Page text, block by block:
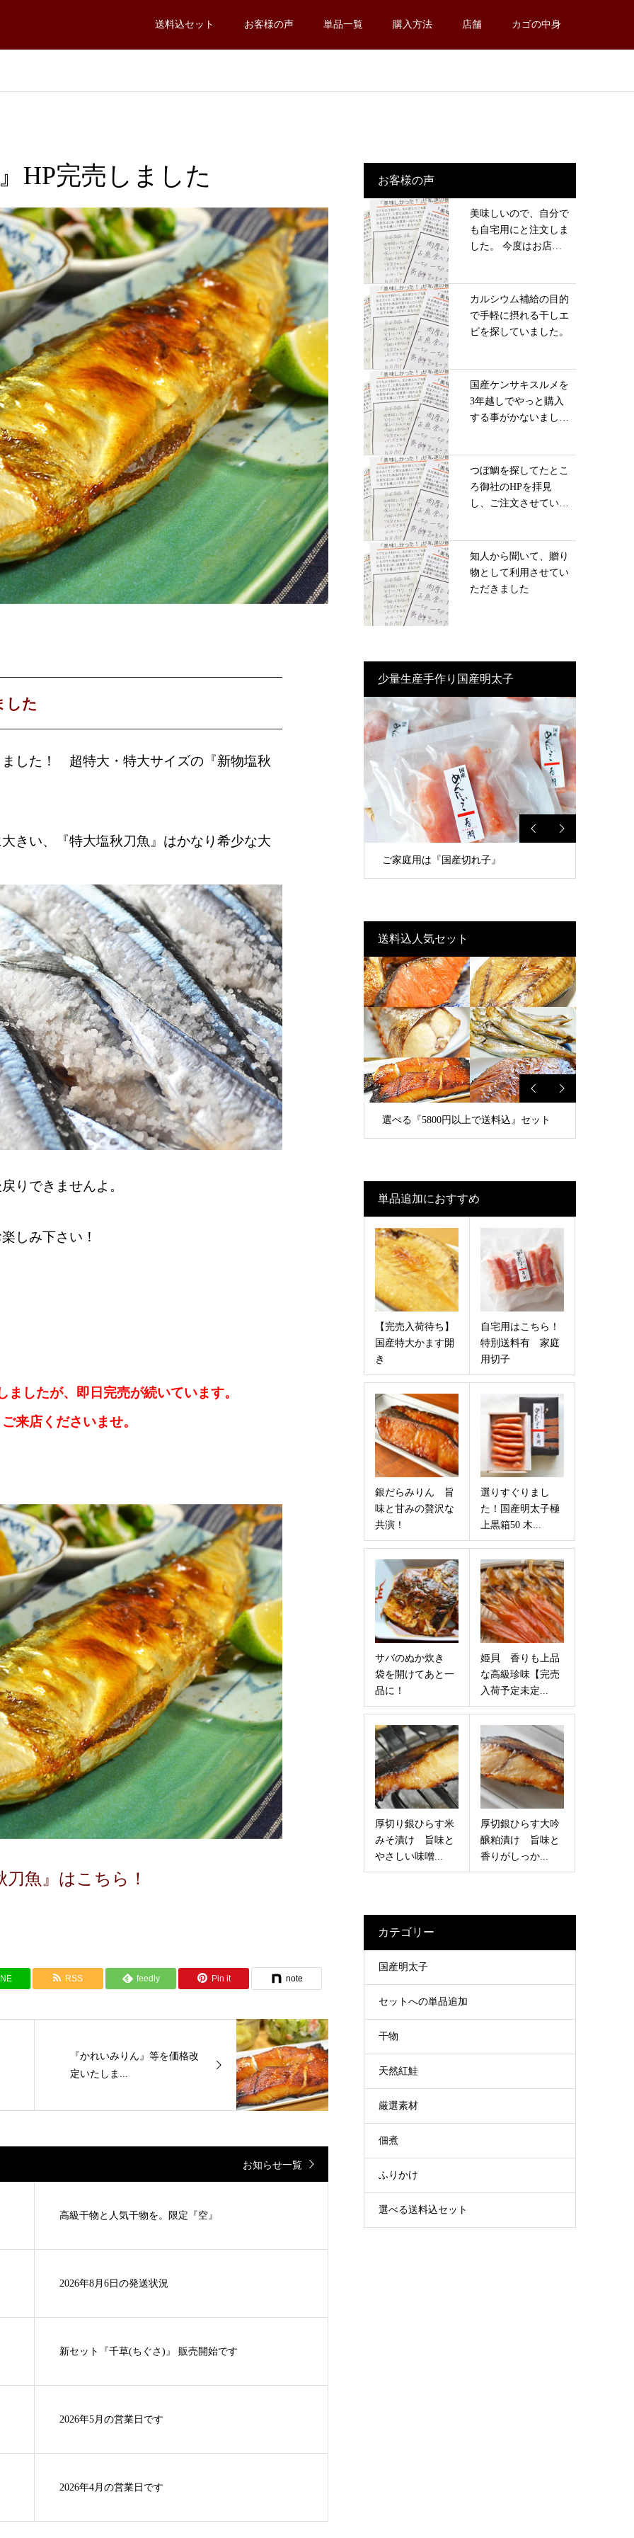
送料込セット お客様の声 単品一覧 購入方法 店舗 カゴの中身
HP完売しました
した
した！ 超特大・特大サイズの『新物塩秋
きい、 『特大塩秋刀魚』はかなり希少な大
りできませんよ。
しみ下さい！
したが、即日完売が続いています。
来店くださいませ。
刀魚』はこちら！
RSS feedly Pin it note
『かれいみりん』等を価格改
定いたしま...
お知らせ一覧
高級干物と人気干物を。限定『空』
2026年8月6日の発送状況
新セット『千草(ちぐさ)』 販売開始です
2026年5月の営業日です
2026年4月の営業日です
お客様の声
美味しいので、自分で
も自宅用にと注文しま
した。 今度はお店
カルシウム補給の目的
で手軽に摂れる干しエ
ビを探していました。
国産ケンサキスルメを
3年越しでやっと購入
する事がかないまし
つぼ鯛を探してたとこ
ろ御社のHPを拝見
し、ご注文させていた
知人から聞いて、贈り
物として利用させてい
ただきました
少量生産手作り国産明太子
ご家庭用は『国産切れ子』
送料込人気セット
選べる『5800円以上で送料込』セット
単品追加におすすめ
【完売入荷待ち】
国産特大かます開
き
自宅用はこちら！
特別送料有 家庭
用切子
銀だらみりん 旨
味と甘みの贅沢な
共演！
選りすぐりまし
た！国産明太子極
上黒箱50 木...
サバのぬか炊き
袋を開けてあと一
品に！
姫貝 香りも上品
な高級珍味【完売
入荷予定未定...
厚切り銀ひらす米
みそ漬け 旨味と
やさしい味噌...
厚切銀ひらす大吟
醸粕漬け 旨味と
香りがしっか...
カテゴリー
国産明太子
セットへの単品追加
干物
天然紅鮭
厳選素材
佃煮
ふりかけ
選べる送料込セット